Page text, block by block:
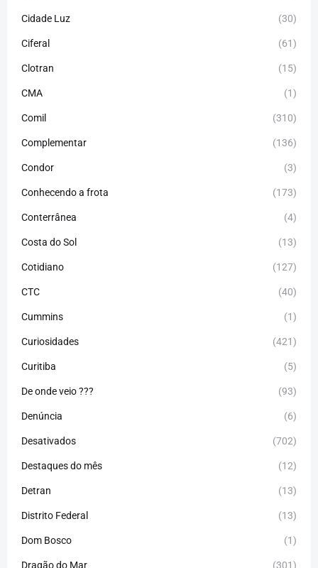
Cidade Luz (30)
Ciferal (61)
Clotran (15)
CMA (1)
Comil (310)
Complementar (136)
Condor (3)
Conhecendo a frota (173)
Conterrânea (4)
Costa do Sol (13)
Cotidiano (127)
CTC (40)
Cummins (1)
Curiosidades (421)
Curitiba (5)
De onde veio ??? (93)
Denúncia (6)
Desativados (702)
Destaques do mês (12)
Detran (13)
Distrito Federal (13)
Dom Bosco (1)
Dragão do Mar (301)